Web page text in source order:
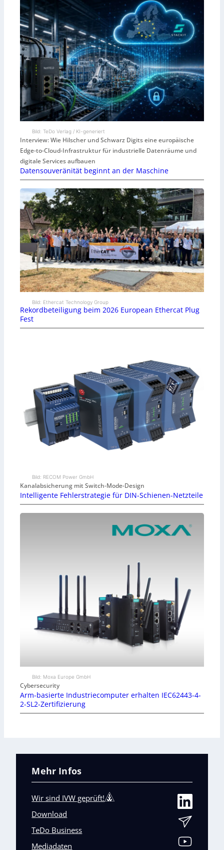
Bild: TeDo Verlag / KI-generiert
Interview: Wie Hilscher und Schwarz Digits eine europäische
Edge-to-Cloud-Infrastruktur für industrielle Datenräume und
digitale Services aufbauen
Datensouveränität beginnt an der Maschine
Bild: Ethercat Technology Group
Rekordbeteiligung beim 2026 European Ethercat Plug
Fest
Bild: RECOM Power GmbH
Kanalabsicherung mit Switch-Mode-Design
Intelligente Fehlerstrategie für DIN-Schienen-Netzteile
Bild: Moxa Europe GmbH
Cybersecurity
Arm-basierte Industriecomputer erhalten IEC62443-4-
2-SL2-Zertifizierung
Mehr Infos
Wir sind IVW geprüft!
Download
TeDo Business
Mediadaten